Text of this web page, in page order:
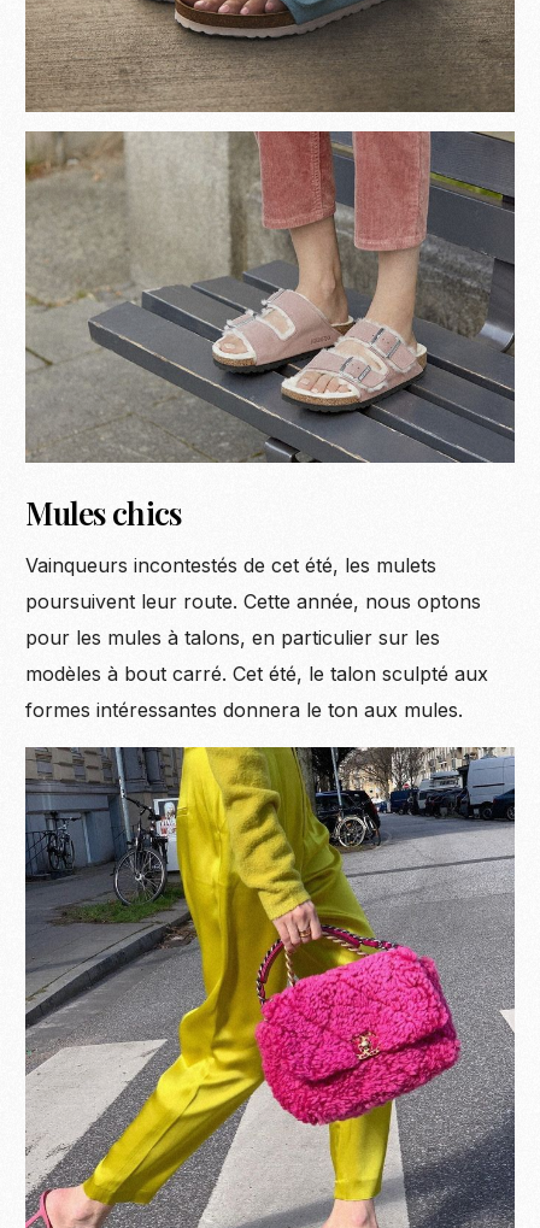
Mules chics
Vainqueurs incontestés de cet été, les mulets
poursuivent leur route. Cette année, nous optons
pour les mules à talons, en particulier sur les
modèles à bout carré. Cet été, le talon sculpté aux
formes intéressantes donnera le ton aux mules.